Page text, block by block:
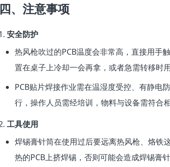
四、注意事项
安全防护
热风枪吹过的PCB温度会非常高，直接用手
置在桌子上冷却一会再拿，或者急需转移时
PCB贴片焊接作业需在温湿度受控、有静电
行，操作人员需经培训，物料与设备需符合相
工具使用
焊锡膏针筒在使用过后要远离热风枪、烙铁
热的PCB上挤焊锡，否则可能会造成焊锡膏